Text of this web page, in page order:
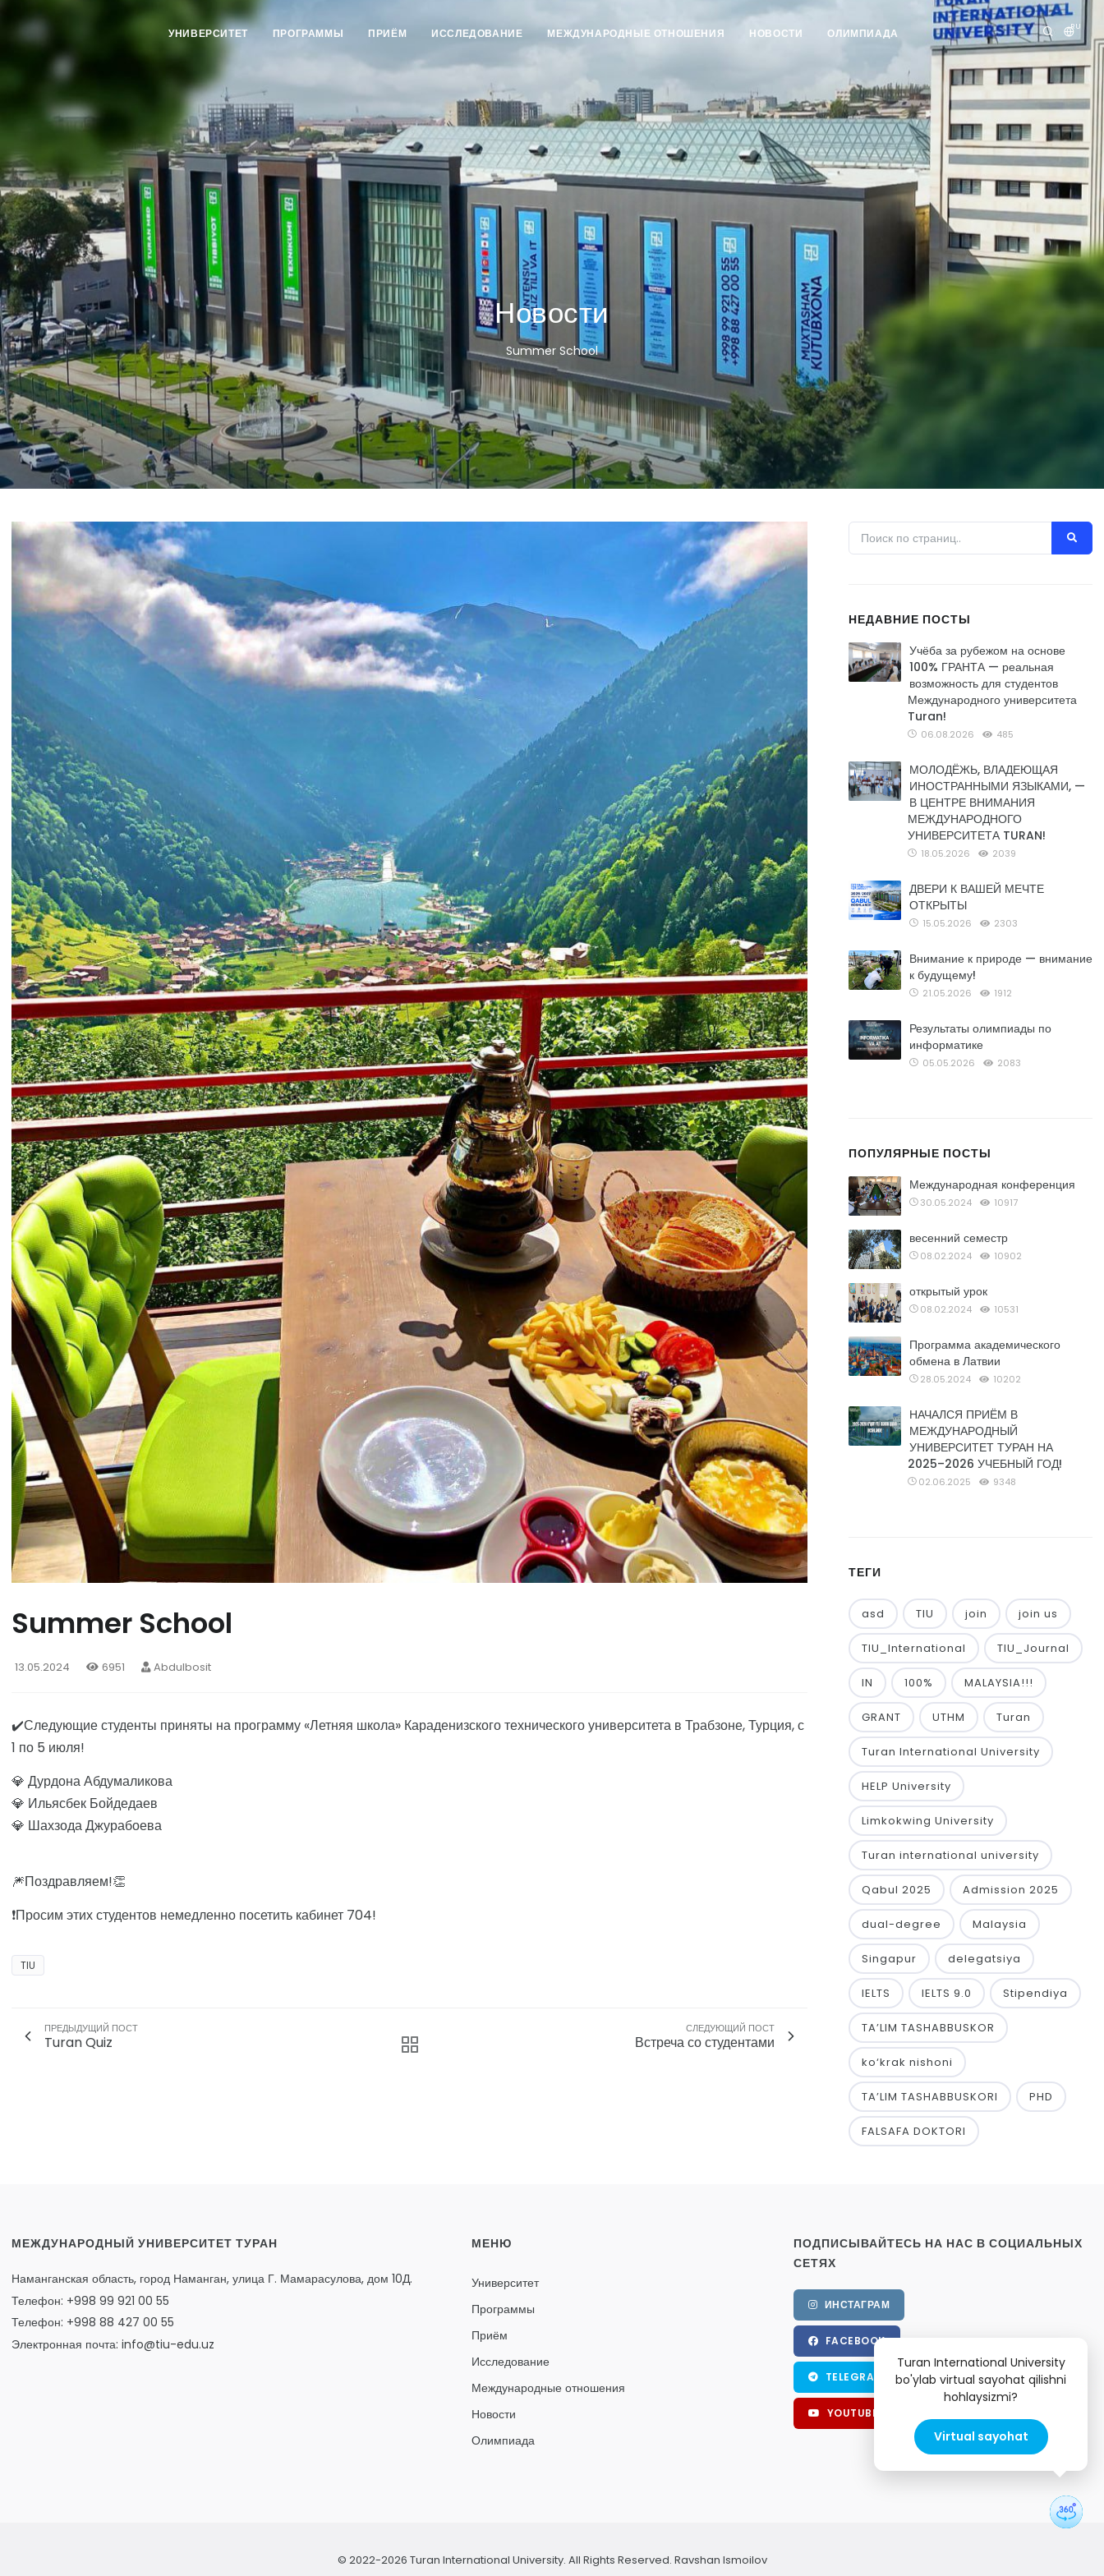
RU
УНИВЕРСИТЕТ ПРОГРАММЫ ПРИЁМ ИССЛЕДОВАНИЕ МЕЖДУНАРОДНЫЕ ОТНОШЕНИЯ НОВОСТИ ОЛИМПИАДА
Новости
Summer School
Summer School
13.05.2024 6951 Abdulbosit
✔️Следующие студенты приняты на программу «Летняя школа» Караденизского технического университета в Трабзоне, Турция, с
1 по 5 июля!
💎 Дурдона Абдумаликова
💎 Ильясбек Бойдедаев
💎 Шахзода Джурабоева
🎆Поздравляем!👏
❗️Просим этих студентов немедленно посетить кабинет 704!
TIU
ПРЕДЫДУЩИЙ ПОСТ
Turan Quiz
СЛЕДУЮЩИЙ ПОСТ
Встреча со студентами
НЕДАВНИЕ ПОСТЫ
Учёба за рубежом на основе
100% ГРАНТА — реальная
возможность для студентов
Международного университета
Turan!
06.08.2026 485
МОЛОДЁЖЬ, ВЛАДЕЮЩАЯ
ИНОСТРАННЫМИ ЯЗЫКАМИ, —
В ЦЕНТРЕ ВНИМАНИЯ
МЕЖДУНАРОДНОГО
УНИВЕРСИТЕТА TURAN!
18.05.2026 2039
ДВЕРИ К ВАШЕЙ МЕЧТЕ
ОТКРЫТЫ
15.05.2026 2303
Внимание к природе — внимание
к будущему!
21.05.2026 1912
Результаты олимпиады по
информатике
05.05.2026 2083
ПОПУЛЯРНЫЕ ПОСТЫ
Международная конференция
30.05.2024 10917
весенний семестр
08.02.2024 10902
открытый урок
08.02.2024 10531
Программа академического
обмена в Латвии
28.05.2024 10202
НАЧАЛСЯ ПРИЁМ В
МЕЖДУНАРОДНЫЙ
УНИВЕРСИТЕТ ТУРАН НА
2025–2026 УЧЕБНЫЙ ГОД!
02.06.2025 9348
ТЕГИ
asd TIU join join us
TIU_International TIU_Journal
IN 100% MALAYSIA!!!
GRANT UTHM Turan
Turan International University
HELP University
Limkokwing University
Turan international university
Qabul 2025 Admission 2025
dual-degree Malaysia
Singapur delegatsiya
IELTS IELTS 9.0 Stipendiya
TA’LIM TASHABBUSKOR
ko‘krak nishoni
TA’LIM TASHABBUSKORI PHD
FALSAFA DOKTORI
МЕЖДУНАРОДНЫЙ УНИВЕРСИТЕТ ТУРАН
Наманганская область, город Наманган, улица Г. Мамарасулова, дом 10Д.
Телефон: +998 99 921 00 55
Телефон: +998 88 427 00 55
Электронная почта: info@tiu-edu.uz
МЕНЮ
Университет
Программы
Приём
Исследование
Международные отношения
Новости
Олимпиада
ПОДПИСЫВАЙТЕСЬ НА НАС В СОЦИАЛЬНЫХ
СЕТЯХ
ИНСТАГРАМ
FACEBOOK
TELEGRAM
YOUTUBE
© 2022-2026 Turan International University. All Rights Reserved. Ravshan Ismoilov
Turan International University
bo'ylab virtual sayohat qilishni
hohlaysizmi?
Virtual sayohat